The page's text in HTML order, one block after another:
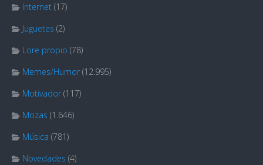
Internet (17)
Juguetes (2)
Lore propio (78)
Memes/Humor (12.995)
Motivador (117)
Mozas (1.646)
Música (781)
Novedades (4)